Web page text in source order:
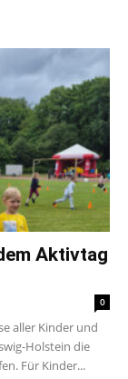
Aktivtag
0
aller Kinder und
Holstein die
Für Kinder...